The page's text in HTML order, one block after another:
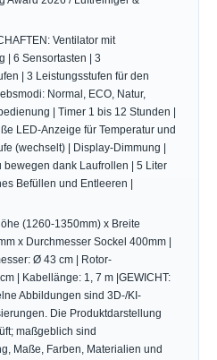
Ventilator mit
| 6 Sensortasten | 3
| 3 Leistungsstufen für den
Normal, ECO, Natur,
| Timer 1 bis 12 Stunden |
LED-Anzeige für Temperatur und
(wechselt) | Display-Dimmung |
bewegen dank Laufrollen | 5 Liter
Befüllen und Entleeren |
(1260-1350mm) x Breite
x Durchmesser Sockel 400mm |
Ø 43 cm | Rotor-
| Kabellänge: 1, 7 m |GEWICHT:
Abbildungen sind 3D-/KI-
Die Produktdarstellung
maßgeblich sind
Maße, Farben, Materialien und